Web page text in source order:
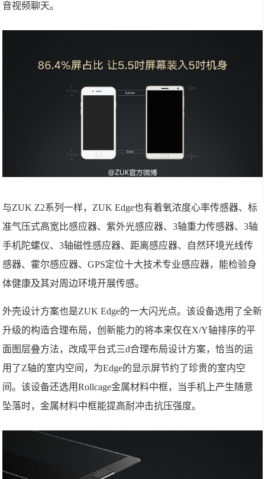
音视频聊天。
与ZUK Z2系列一样，ZUK Edge也有着氧浓度心率传感器、标
准气压式高宽比感应器、紫外光感应器、3轴重力传感器、3轴
手机陀螺仪、3轴磁性感应器、距离感应器、自然环境光线传
感器、霍尔感应器、GPS定位十大技术专业感应器，能检验身
体健康及其对周边环境开展传感。
外壳设计方案也是ZUK Edge的一大闪光点。该设备选用了全新
升级的构造合理布局，创新能力的将本来仅在X/Y轴排序的平
面图层叠方法，改成平台式三d合理布局设计方案，恰当的运
用了Z轴的室内空间，为Edge的显示屏节约了珍贵的室内空
间。该设备还选用Rollcage金属材料中框，当手机上产生随意
坠落时，金属材料中框能提高耐冲击抗压强度。